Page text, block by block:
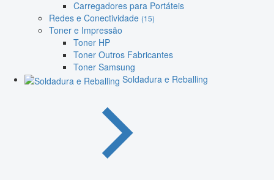
Carregadores para Portáteis
Redes e Conectividade (15)
Toner e Impressão
Toner HP
Toner Outros Fabricantes
Toner Samsung
Soldadura e Reballing